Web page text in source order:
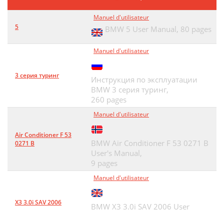
5
Manuel d'utilisateur
BMW 5 User Manual, 80 pages
3 серия туринг
Manuel d'utilisateur
Инструкция по эксплуатации
BMW 3 серия туринг,
260 pages
Air Conditioner F 53
0271 B
Manuel d'utilisateur
BMW Air Conditioner F 53 0271 B
User's Manual,
9 pages
X3 3.0i SAV 2006
Manuel d'utilisateur
BMW X3 3.0i SAV 2006 User